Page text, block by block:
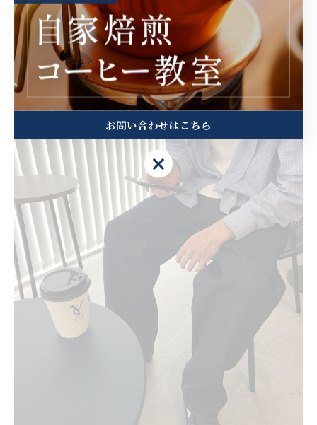
集中力アップ術
お問い合わせはこちら
お問い合わせはこちら